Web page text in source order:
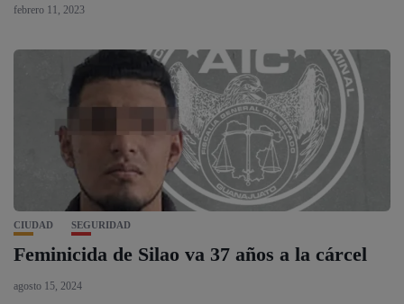
febrero 11, 2023
CIUDAD SEGURIDAD
Feminicida de Silao va 37 años a la cárcel
agosto 15, 2024